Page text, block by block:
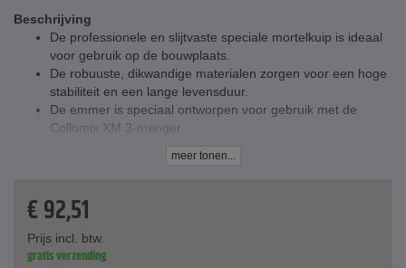
Beschrijving
De professionele en slijtvaste speciale mortelkuip is ideaal
voor gebruik op de bouwplaats.
De robuuste, dikwandige materialen zorgen voor een hoge
stabiliteit en een lange levensduur.
De emmer is speciaal ontworpen voor gebruik met de
Collomix XM 3-menger.
geschikt voor dwangmenger XM 3 -900
meer tonen...
€92,51
Prijs incl. btw.
gratis verzending